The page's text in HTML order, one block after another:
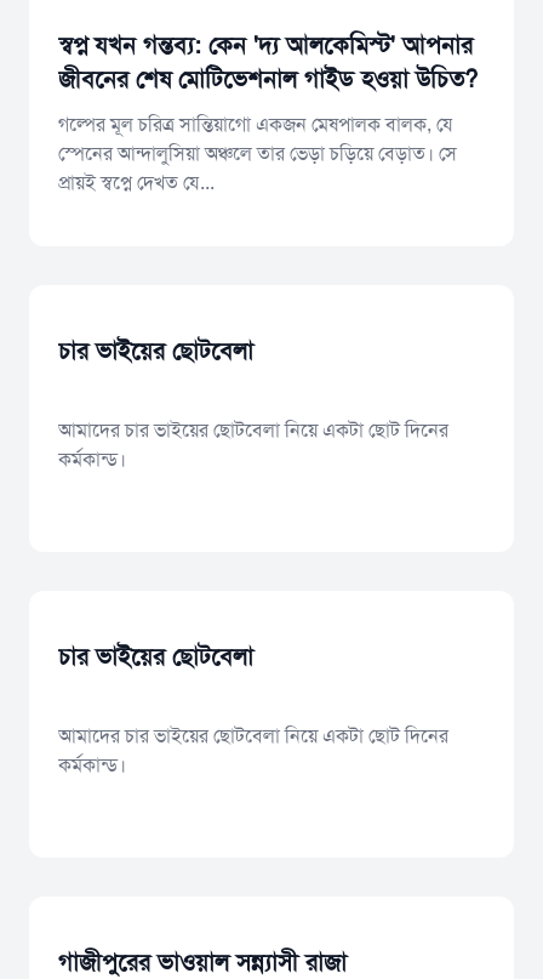
স্বপ্ন যখন গন্তব্য: কেন 'দ্য আলকেমিস্ট' আপনার
জীবনের শেষ মোটিভেশনাল গাইড হওয়া উচিত?
গল্পের মূল চরিত্র সান্তিয়াগো একজন মেষপালক বালক, যে
স্পেনের আন্দালুসিয়া অঞ্চলে তার ভেড়া চড়িয়ে বেড়াত। সে
প্রায়ই স্বপ্নে দেখত যে...
চার ভাইয়ের ছোটবেলা
আমাদের চার ভাইয়ের ছোটবেলা নিয়ে একটা ছোট দিনের
কর্মকান্ড।
চার ভাইয়ের ছোটবেলা
আমাদের চার ভাইয়ের ছোটবেলা নিয়ে একটা ছোট দিনের
কর্মকান্ড।
গাজীপুরের ভাওয়াল সন্ন্যাসী রাজা